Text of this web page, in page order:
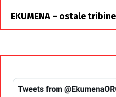
EKUMENA – ostale tribine